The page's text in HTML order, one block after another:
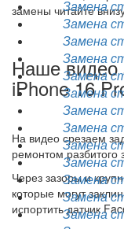
Замена
Замена
Замена
Замена
Замена
Замена
Замена
Замена
Замена
Замена
Замена
Замена
Замена
замены читайте
Наше видео
iPhone 16
На видео срезаем
ремонтом разбитого
Через зазоры и
которые могут
испортить датчик